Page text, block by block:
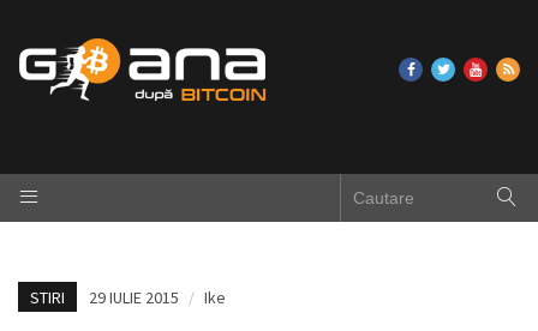
STIRI 29 IULIE 2015 / Ike